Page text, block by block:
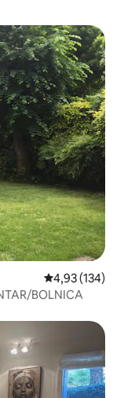
prosječna
4,93 (134)
BOLNICA